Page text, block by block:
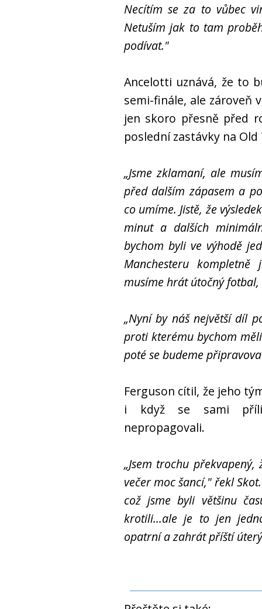
Necítím se za to vůbec
Netuším jak to tam
podívat."
Ancelotti uznává, že to
semi-finále, ale zároveň
jen skoro přesně před
poslední zastávky na
„Jsme zklamaní, ale
před dalším zápasem a
co umíme. Jistě, že
minut a dalších
bychom byli ve výhodě
Manchesteru
musíme hrát útočný
„Nyní by náš největší díl
proti kterému bychom
poté se budeme
Ferguson cítil, že jeho
i když se sami
nepropagovali.
„Jsem trochu
večer moc šancí," řekl
což jsme byli většinu
krotili...ale je to jen
opatrní a zahrát příští